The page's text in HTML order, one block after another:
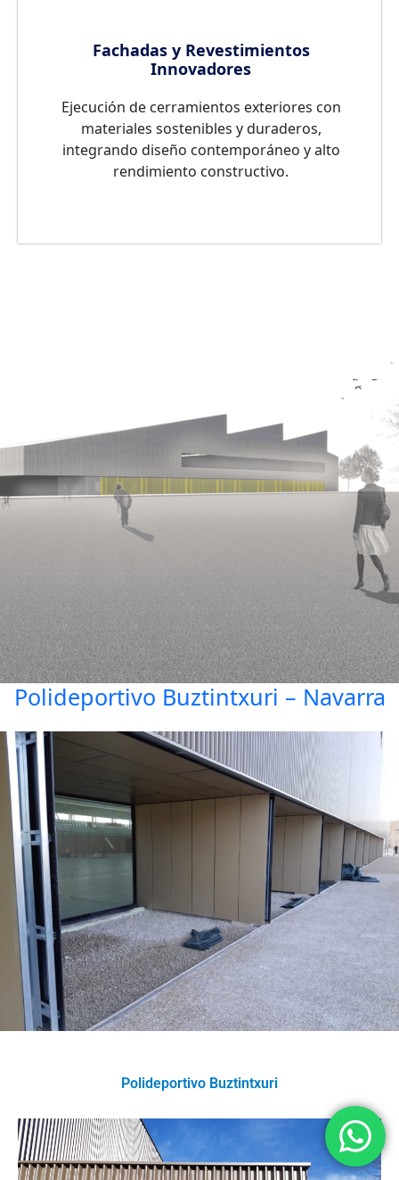
Fachadas y Revestimientos
Innovadores
Ejecución de cerramientos exteriores con
materiales sostenibles y duraderos,
integrando diseño contemporáneo y alto
rendimiento constructivo.
Polideportivo Buztintxuri – Navarra
Polideportivo Buztintxuri